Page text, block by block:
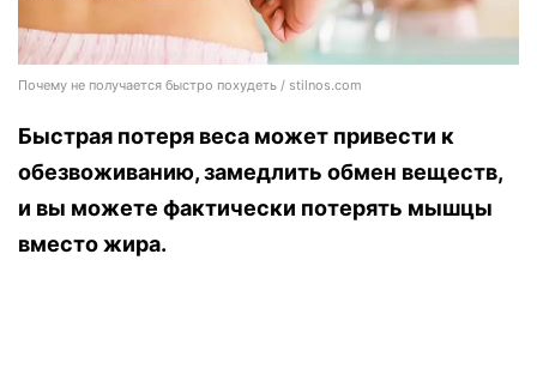
Почему не получается быстро похудеть / stilnos.com
Быстрая потеря веса может привести к
обезвоживанию, замедлить обмен веществ,
и вы можете фактически потерять мышцы
вместо жира.